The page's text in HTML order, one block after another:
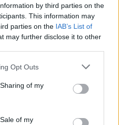
by third parties on the
This information may
parties on the IAB’s List of
may further disclose it to other
app uses one or more Google
behaviour. You may click to
and its third-party tags to
purposes in below Google
Opt Outs
of my
of my
ΛΙΝΑ ΜΕΝΔΩΝΗ
στοGoogle News
την ειδησεογραφία και τα